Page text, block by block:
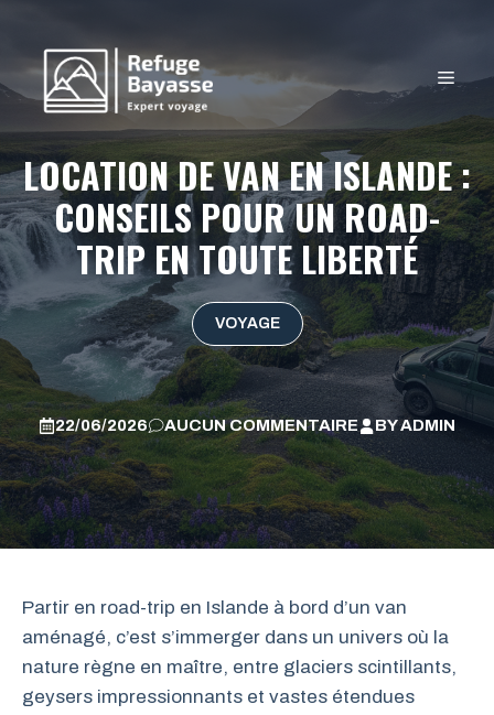
contenu
LOCATION DE VAN EN ISLANDE :
CONSEILS POUR UN ROAD-
TRIP EN TOUTE LIBERTÉ
VOYAGE
22/06/2026 AUCUN COMMENTAIRE BYADMIN
Partir en road-trip en Islande à bord d’un van
aménagé, c’est s’immerger dans un univers où la
nature règne en maître, entre glaciers scintillants,
geysers impressionnants et vastes étendues